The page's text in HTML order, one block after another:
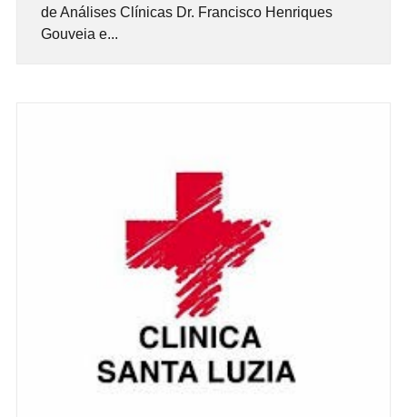
de Análises Clínicas Dr. Francisco Henriques
Gouveia e...